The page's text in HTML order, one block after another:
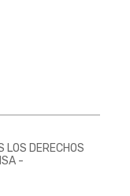
LOS DERECHOS
-